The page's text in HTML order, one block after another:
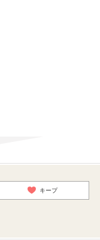
キープ